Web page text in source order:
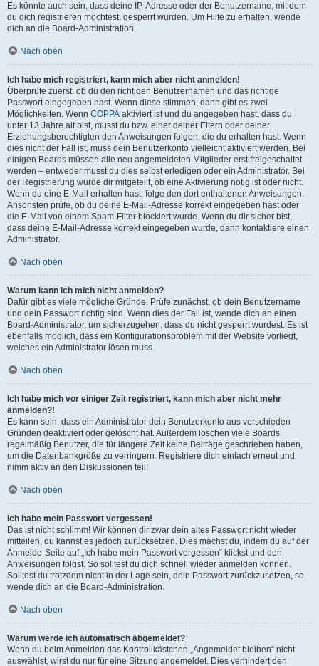
Es könnte auch sein, dass deine IP-Adresse oder der Benutzername, mit dem
du dich registrieren möchtest, gesperrt wurden. Um Hilfe zu erhalten, wende
dich an die Board-Administration.
Nach oben
Ich habe mich registriert, kann mich aber nicht anmelden!
Überprüfe zuerst, ob du den richtigen Benutzernamen und das richtige
Passwort eingegeben hast. Wenn diese stimmen, dann gibt es zwei
Möglichkeiten. Wenn COPPA aktiviert ist und du angegeben hast, dass du
unter 13 Jahre alt bist, musst du bzw. einer deiner Eltern oder deiner
Erziehungsberechtigten den Anweisungen folgen, die du erhalten hast. Wenn
dies nicht der Fall ist, muss dein Benutzerkonto vielleicht aktiviert werden. Bei
einigen Boards müssen alle neu angemeldeten Mitglieder erst freigeschaltet
werden – entweder musst du dies selbst erledigen oder ein Administrator. Bei
der Registrierung wurde dir mitgeteilt, ob eine Aktivierung nötig ist oder nicht.
Wenn du eine E-Mail erhalten hast, folge den dort enthaltenen Anweisungen.
Ansonsten prüfe, ob du deine E-Mail-Adresse korrekt eingegeben hast oder
die E-Mail von einem Spam-Filter blockiert wurde. Wenn du dir sicher bist,
dass deine E-Mail-Adresse korrekt eingegeben wurde, dann kontaktiere einen
Administrator.
Nach oben
Warum kann ich mich nicht anmelden?
Dafür gibt es viele mögliche Gründe. Prüfe zunächst, ob dein Benutzername
und dein Passwort richtig sind. Wenn dies der Fall ist, wende dich an einen
Board-Administrator, um sicherzugehen, dass du nicht gesperrt wurdest. Es ist
ebenfalls möglich, dass ein Konfigurationsproblem mit der Website vorliegt,
welches ein Administrator lösen muss.
Nach oben
Ich habe mich vor einiger Zeit registriert, kann mich aber nicht mehr
anmelden?!
Es kann sein, dass ein Administrator dein Benutzerkonto aus verschieden
Gründen deaktiviert oder gelöscht hat. Außerdem löschen viele Boards
regelmäßig Benutzer, die für längere Zeit keine Beiträge geschrieben haben,
um die Datenbankgröße zu verringern. Registriere dich einfach erneut und
nimm aktiv an den Diskussionen teil!
Nach oben
Ich habe mein Passwort vergessen!
Das ist nicht schlimm! Wir können dir zwar dein altes Passwort nicht wieder
mitteilen, du kannst es jedoch zurücksetzen. Dies machst du, indem du auf der
Anmelde-Seite auf „Ich habe mein Passwort vergessen“ klickst und den
Anweisungen folgst. So solltest du dich schnell wieder anmelden können.
Solltest du trotzdem nicht in der Lage sein, dein Passwort zurückzusetzen, so
wende dich an die Board-Administration.
Nach oben
Warum werde ich automatisch abgemeldet?
Wenn du beim Anmelden das Kontrollkästchen „Angemeldet bleiben“ nicht
auswählst, wirst du nur für eine Sitzung angemeldet. Dies verhindert den